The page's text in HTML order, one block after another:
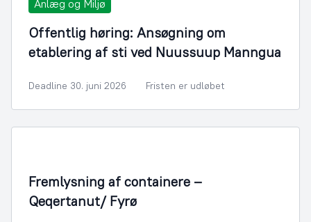
Anlæg og Miljø
Offentlig høring: Ansøgning om
etablering af sti ved Nuussuup Manngua
Deadline 30. juni 2026 Fristen er udløbet
Fremlysning af containere –
Qeqertanut/ Fyrø